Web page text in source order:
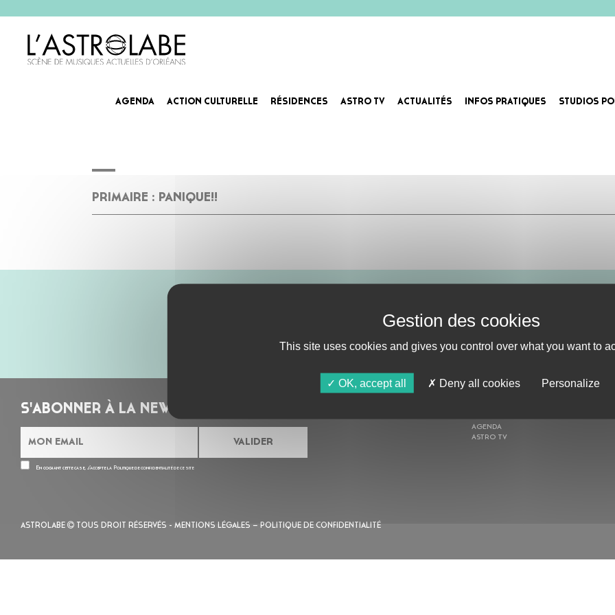
AGENDA ACTION CULTURELLE RÉSIDENCES ASTRO TV ACTUALITÉS INFOS PRATIQUES STUDIOS
ASTROSCHOOL, DIFFUSION EN MILIEU
PRIMAIRE : PANIQUE!!
ABONNE-TOI !
S'ABONNER À LA NEWSLETTER
En cochant cette case, j’accepte la Politique de confidentialitéde ce site
AGENDA
ASTRO TV
ASTROLABE TOUS DROIT RÉSERVÉS - MENTIONS LÉGALES – POLITIQUE DE CONFIDENTIALITÉ
This site uses cookies and gives you control over what you want to
OK, accept all Deny all cookies Personalize